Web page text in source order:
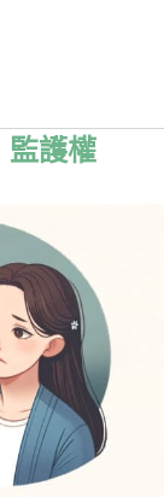
監護權